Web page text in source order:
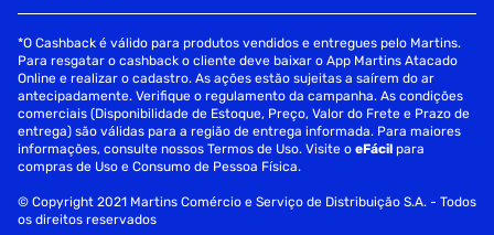
*O Cashback é válido para produtos vendidos e entregues pelo Martins.
Para resgatar o cashback o cliente deve baixar o App Martins Atacado
Online e realizar o cadastro. As ações estão sujeitas a saírem do ar
antecipadamente. Verifique o regulamento da campanha. As condições
comerciais (Disponibilidade de Estoque, Preço, Valor do Frete e Prazo de
entrega) são válidas para a região de entrega informada. Para maiores
informações, consulte nossos Termos de Uso. Visite oeFácil para
compras de Uso e Consumo de Pessoa Física.
© Copyright 2021 Martins Comércio e Serviço de Distribuição S.A. - Todos
os direitos reservados